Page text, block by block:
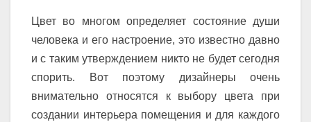
Цвет во многом определяет состояние души
человека и его настроение, это известно давно
и с таким утверждением никто не будет сегодня
спорить. Вот поэтому дизайнеры очень
внимательно относятся к выбору цвета при
создании интерьера помещения и для каждого